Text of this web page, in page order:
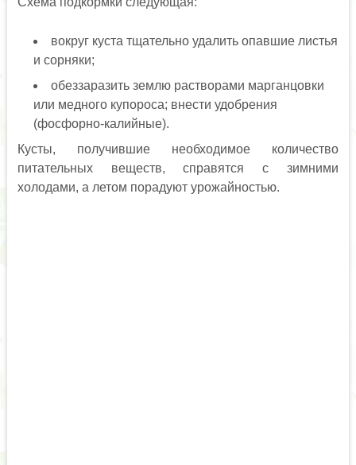
вокруг куста тщательно удалить опавшие листья
и сорняки;
обеззаразить землю растворами марганцовки
или медного купороса; внести удобрения
(фосфорно-калийные).
Кусты, получившие необходимое количество
питательных веществ, справятся с зимними
холодами, а летом порадуют урожайностью.